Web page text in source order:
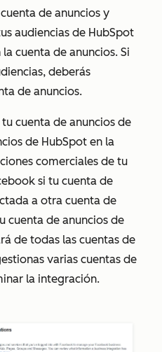
de anuncios y
audiencias de HubSpot
cuenta de anuncios. Si
deberás
de anuncios.
cuenta de anuncios de
de HubSpot en la
comerciales de tu
si tu cuenta de
a otra cuenta de
cuenta de anuncios de
de todas las cuentas de
varias cuentas de
la integración.